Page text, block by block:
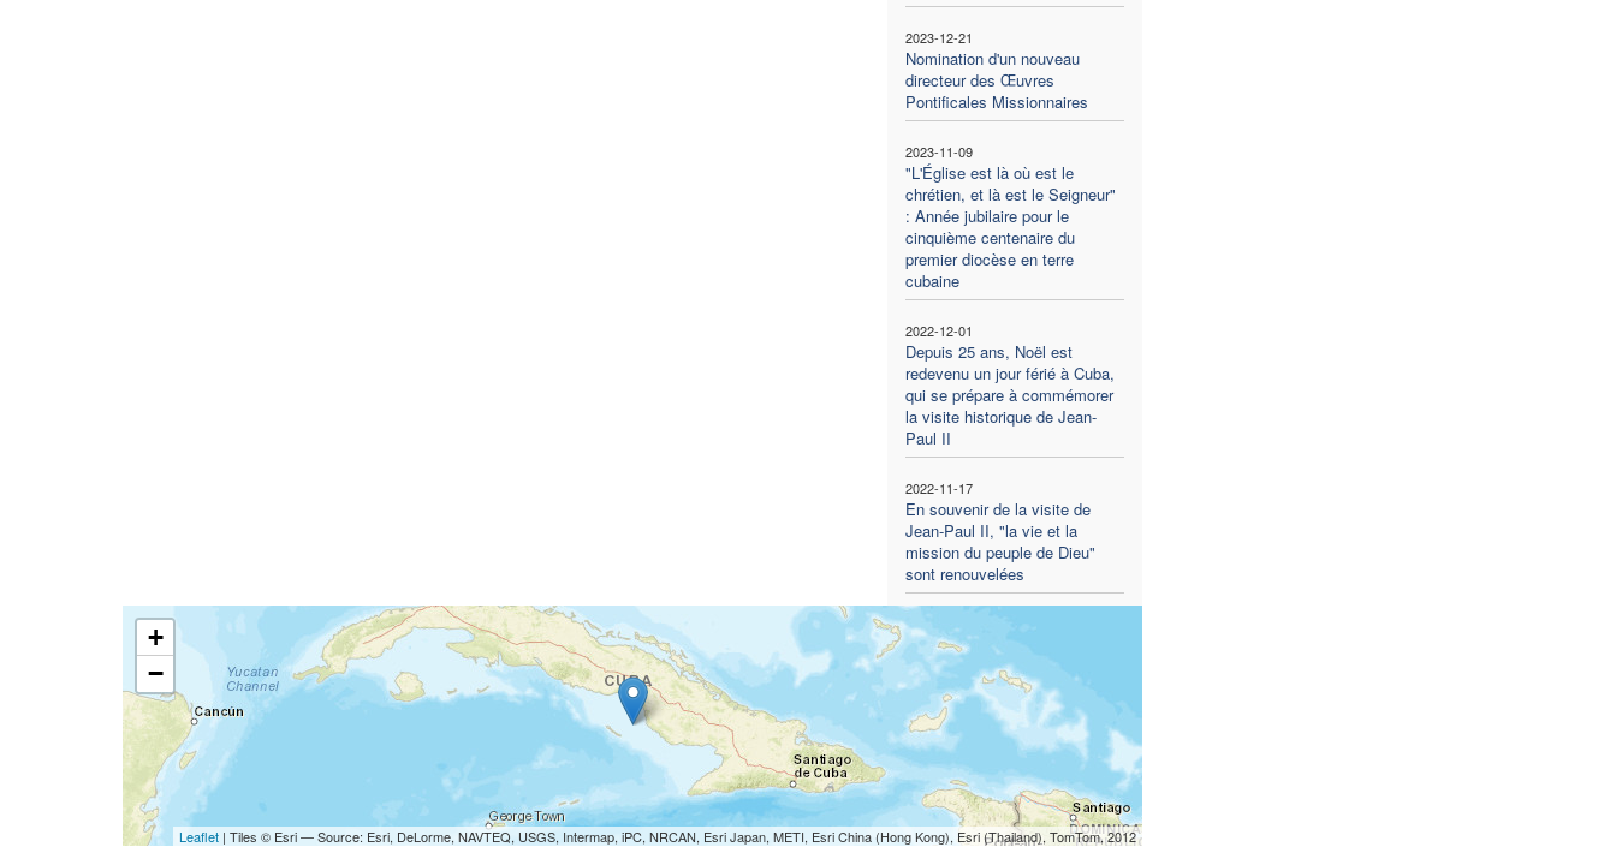
2023-12-21
Nomination d'un nouveau
directeur des Œuvres
Pontificales Missionnaires
2023-11-09
"L'Église est là où est le
chrétien, et là est le Seigneur"
: Année jubilaire pour le
cinquième centenaire du
premier diocèse en terre
cubaine
2022-12-01
Depuis 25 ans, Noël est
redevenu un jour férié à Cuba,
qui se prépare à commémorer
la visite historique de Jean-
Paul II
2022-11-17
En souvenir de la visite de
Jean-Paul II, "la vie et la
mission du peuple de Dieu"
sont renouvelées
+
−
Leaflet| Tiles © Esri — Source: Esri, DeLorme, NAVTEQ, USGS, Intermap, iPC, NRCAN, Esri Japan, METI, Esri China (Hong Kong), Esri (Thailand), TomTom, 2012